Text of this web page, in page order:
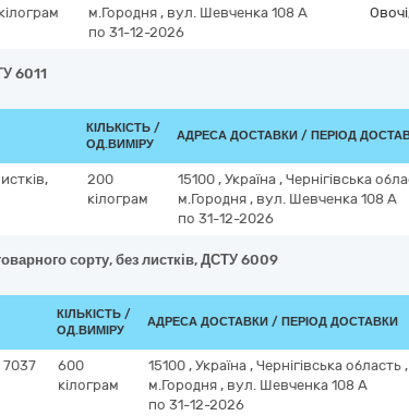
кілограм
м.Городня , вул. Шевченка 108 А
по 31-12-2026
6011
КІЛЬКІСТЬ /
ОД.ВИМІРУ
АДРЕСА ДОСТАВКИ / ПЕРІОД
200
кілограм
15100 , Україна , Чернігівська
м.Городня , вул. Шевченка 108 А
по 31-12-2026
сорту, без листків, ДСТУ 6009
КІЛЬКІСТЬ /
ОД.ВИМІРУ
АДРЕСА ДОСТАВКИ / ПЕРІОД ДОСТАВКИ
7037
600
кілограм
15100 , Україна , Чернігівська область ,
м.Городня , вул. Шевченка 108 А
по 31-12-2026